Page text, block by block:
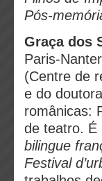
Pós-
Graça dos
Paris-
(Centre de
e do
românicas:
de teatro. É
bilingue
Festival